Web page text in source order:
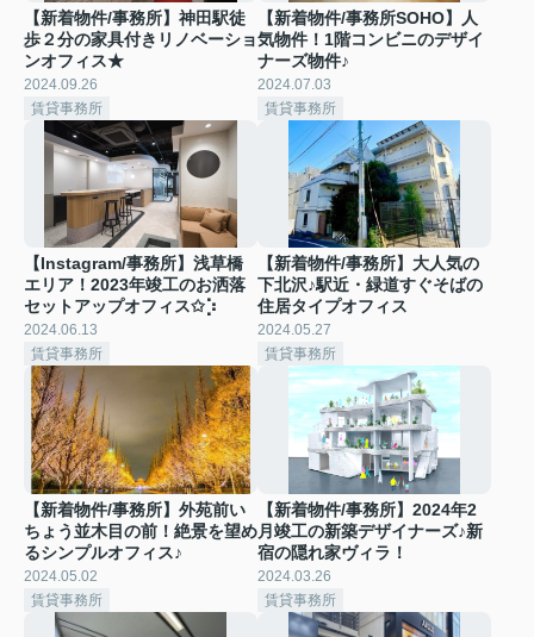
【新着物件/事務所】神田駅徒
歩２分の家具付きリノベーショ
ンオフィス★
2024.09.26
賃貸事務所
【新着物件/事務所SOHO】人
気物件！1階コンビニのデザイ
ナーズ物件♪
2024.07.03
賃貸事務所
【Instagram/事務所】浅草橋
エリア！2023年竣工のお洒落
セットアップオフィス✩︎⡱
2024.06.13
賃貸事務所
【新着物件/事務所】大人気の
下北沢♪駅近・緑道すぐそばの
住居タイプオフィス
2024.05.27
賃貸事務所
【新着物件/事務所】外苑前い
ちょう並木目の前！絶景を望め
るシンプルオフィス♪
2024.05.02
賃貸事務所
【新着物件/事務所】2024年2
月竣工の新築デザイナーズ♪新
宿の隠れ家ヴィラ！
2024.03.26
賃貸事務所